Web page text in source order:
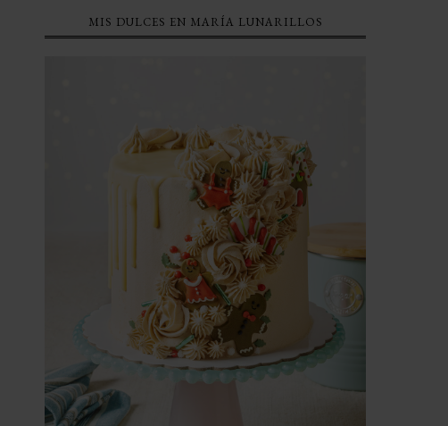
MIS DULCES EN MARÍA LUNARILLOS